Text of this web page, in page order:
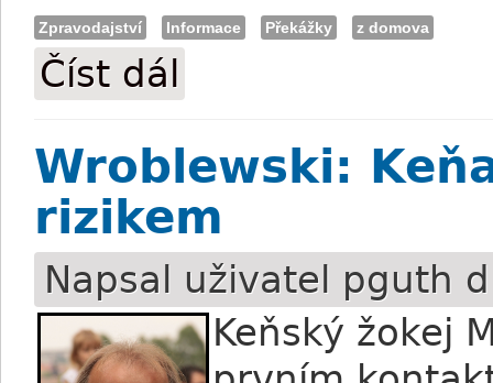
Zpravodajství Informace Překážky z domova
Číst dál
Wroblewski:
rizikem
Napsal uživatel pguth
Keňský žokej